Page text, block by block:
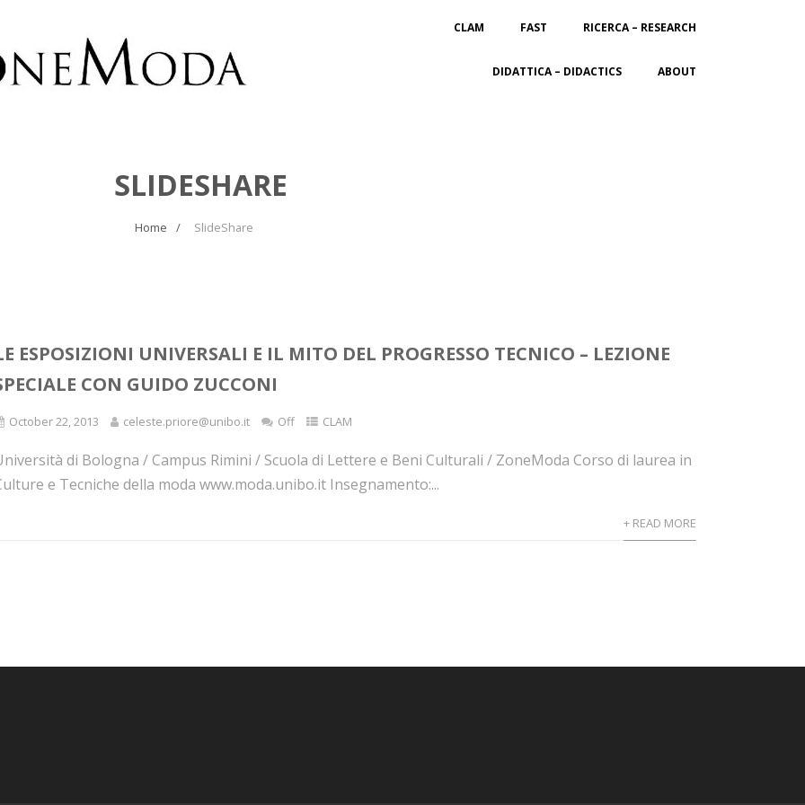
CLAM FAST RICERCA – RESEARCH
DIDATTICA – DIDACTICS ABOUT
SLIDESHARE
Home SlideShare
ESPOSIZIONI UNIVERSALI E IL MITO DEL PROGRESSO TECNICO – LEZIONE
CON GUIDO ZUCCONI
October 22, 2013 celeste.priore@unibo.it Off CLAM
di Bologna / Campus Rimini / Scuola di Lettere e Beni Culturali / ZoneModa Corso di laurea in
e Tecniche della moda www.moda.unibo.it Insegnamento:...
+ READ MORE